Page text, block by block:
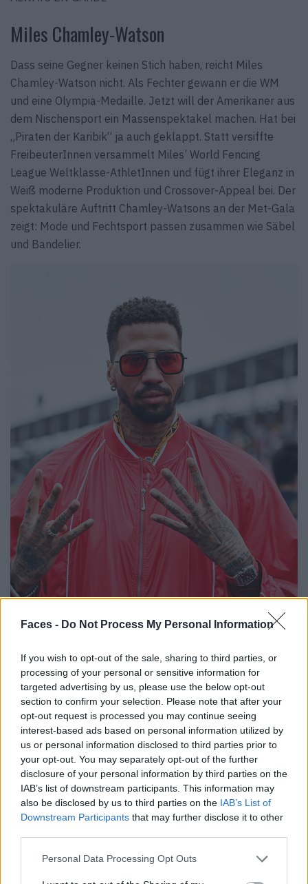
Faces - Do Not Process My Personal Information
If you wish to opt-out of the sale, sharing to third parties, or
processing of your personal or sensitive information for
targeted advertising by us, please use the below opt-out
section to confirm your selection. Please note that after your
opt-out request is processed you may continue seeing
interest-based ads based on personal information utilized by
us or personal information disclosed to third parties prior to
your opt-out. You may separately opt-out of the further
disclosure of your personal information by third parties on the
IAB’s list of downstream participants. This information may
also be disclosed by us to third parties on the IAB’s List of
Downstream Participants that may further disclose it to other
Personal Data Processing Opt Outs
Miles Chamley-Watson
Dass seine Gegner keinen Stich haben, reicht Miles
Chamley-Watson nicht. Als Fechter gewann er die WM
und eine Olympia-Medaille. Jetzt will der Amerikaner aus
dem Nischensport ein Massenspektakel machen. Hat bei
„Piraten der Karibik“ ja auch geklappt. Statt versiffte
FreibeuterInnen versammelt Miles’ World Fencing
League Weltklasse-AthletInnen und fügt ihrer Eleganz in
Weiß moderne Produktion und Crossover-Appeal bei. Der
spektakuläre Auftritt Chamley-Watsons an der Met-Gala
zeigt: Mode und Fechtsport passen zusammen wie Säbel
und Bandelier.
Adrett auch ohne Florett.
© picture alliance / NurPhoto | Paddocker
BILDHÜBSCH
Sumayya Vally
Für Sumayya Vally ist Baukunst kein Aufstapeln von
Ziegelsteinen, bis man darüber ein Dach legen kann. Als
Architektin schafft sie Gebäude, Plätze und
Installationen, die mehr bedeuten als der Zweck, den sie